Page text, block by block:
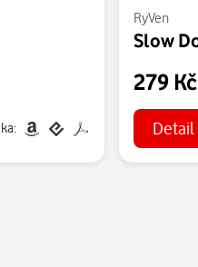
RyVen
Slow
279
Detail